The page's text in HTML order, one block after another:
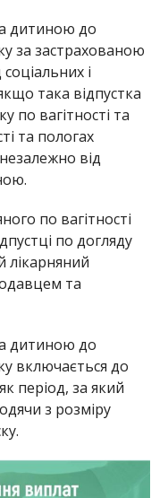
дитиною до
за застрахованою
і
така відпустка
по вагітності та
та пологах
від
по вагітності
по догляду
лікарняний
та
дитиною до
включається до
період, за який
з розміру